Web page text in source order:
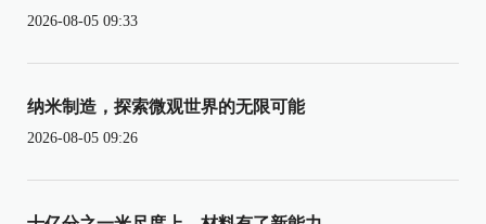
2026-08-05 09:33
纳米制造，探索微观世界的无限可能
2026-08-05 09:26